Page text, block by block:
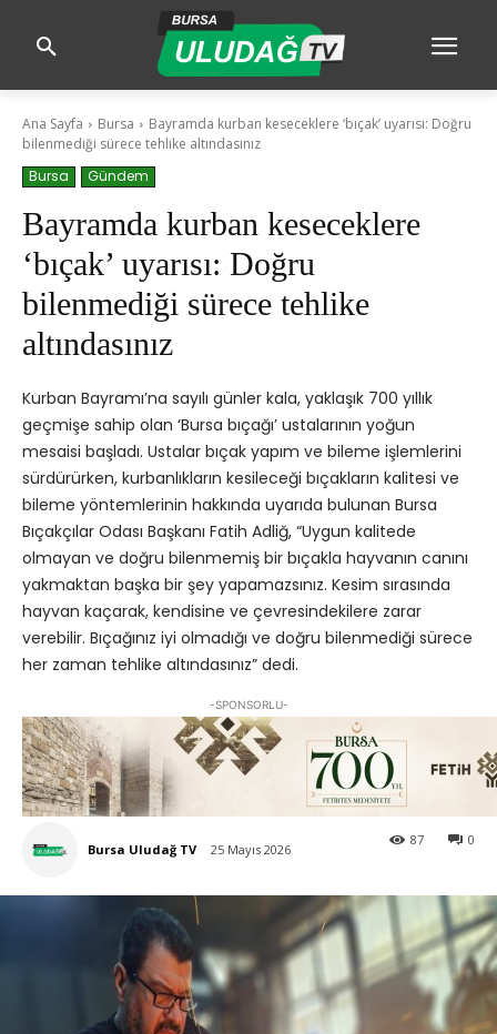
Ana Sayfa Bursa
Bayramda kurban keseceklere ‘bıçak’ uyarısı: Doğru
bilenmediği sürece tehlike altındasınız
Bursa
Gündem
Bayramda kurban keseceklere
‘bıçak’ uyarısı: Doğru
bilenmediği sürece tehlike
altındasınız
Kurban Bayramı’na sayılı günler kala, yaklaşık 700 yıllık
geçmişe sahip olan ‘Bursa bıçağı’ ustalarının yoğun
mesaisi başladı. Ustalar bıçak yapım ve bileme işlemlerini
sürdürürken, kurbanlıkların kesileceği bıçakların kalitesi ve
bileme yöntemlerinin hakkında uyarıda bulunan Bursa
Bıçakçılar Odası Başkanı Fatih Adliğ, “Uygun kalitede
olmayan ve doğru bilenmemiş bir bıçakla hayvanın canını
yakmaktan başka bir şey yapamazsınız. Kesim sırasında
hayvan kaçarak, kendisine ve çevresindekilere zarar
verebilir. Bıçağınız iyi olmadığı ve doğru bilenmediği sürece
her zaman tehlike altındasınız” dedi.
-SPONSORLU-
Bursa Uludağ TV 25 Mayıs 2026
0
87